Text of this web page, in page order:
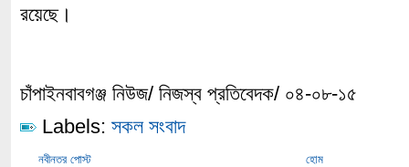
রয়েছে।
চাঁপাইনবাবগঞ্জ নিউজ/ নিজস্ব প্রতিবেদক/ ০৪-০৮-১৫
Labels: সকল সংবাদ
নবীনতর পোস্ট হোম